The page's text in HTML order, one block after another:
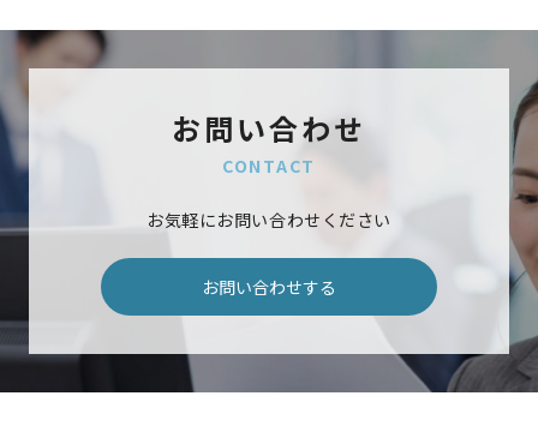
お問い合わせ
CONTACT
お気軽にお問い合わせください
お問い合わせする